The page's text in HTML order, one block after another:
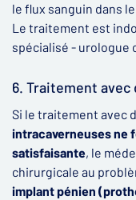
le flux sanguin dans
Le traitement est
spécialisé - urologue
6. Traitement
Si le traitement avec
intracaverneuses ne
satisfaisante, le
chirurgicale au
implant pénien